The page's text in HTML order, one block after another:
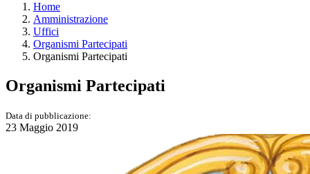
Home
Amministrazione
Uffici
Organismi Partecipati
Organismi Partecipati
Organismi Partecipati
Data di pubblicazione:
23 Maggio 2019